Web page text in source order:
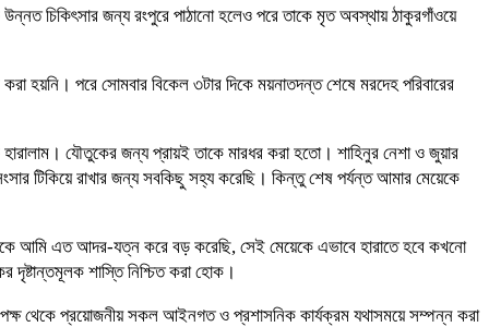
উন্নত চিকিৎসার জন্য রংপুরে পাঠানো হলেও পরে তাকে মৃত অবস্থায় ঠাকুরগাঁওয়ে
হয়নি। পরে সোমবার বিকেল ৩টার দিকে ময়নাতদন্ত শেষে মরদেহ পরিবারের
যৌতুকের জন্য প্রায়ই তাকে মারধর করা হতো। শাহিনুর নেশা ও জুয়ার
টিকিয়ে রাখার জন্য সবকিছু সহ্য করেছি। কিন্তু শেষ পর্যন্ত আমার মেয়েকে
আমি এত আদর-যত্ন করে বড় করেছি, সেই মেয়েকে এভাবে হারাতে হবে কখনো
দৃষ্টান্তমূলক শাস্তি নিশ্চিত করা হোক।
থেকে প্রয়োজনীয় সকল আইনগত ও প্রশাসনিক কার্যক্রম যথাসময়ে সম্পন্ন করা